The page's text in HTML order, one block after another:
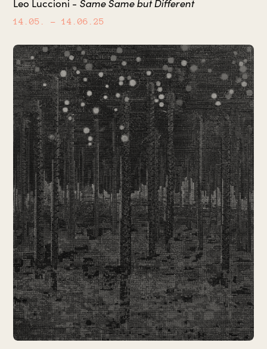
Leo Luccioni - Same Same but Different
14.05. – 14.06.25